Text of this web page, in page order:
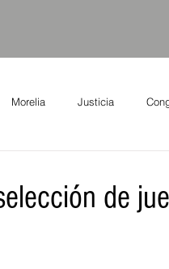
Morelia Justicia
de